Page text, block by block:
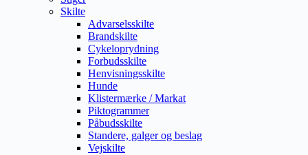
Skilte
Advarselsskilte
Brandskilte
Cykeloprydning
Forbudsskilte
Henvisningsskilte
Hunde
Klistermærke / Markat
Piktogrammer
Påbudsskilte
Standere, galger og beslag
Vejskilte